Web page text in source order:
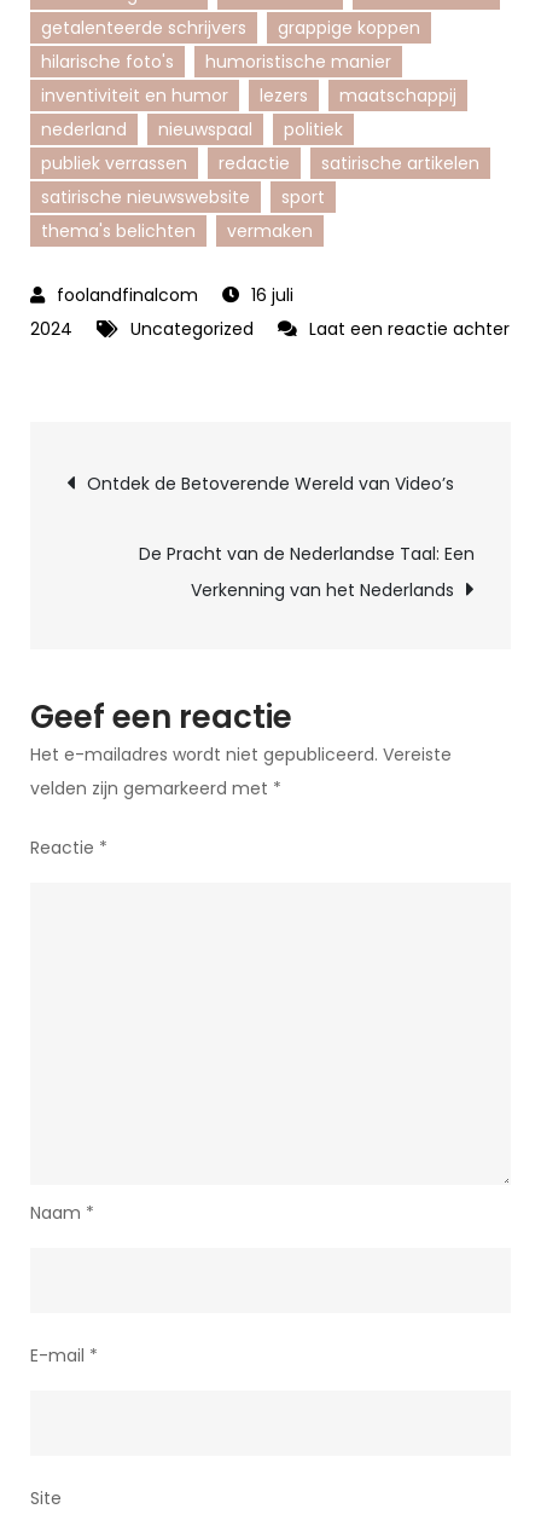
getalenteerde schrijvers
grappige koppen
hilarische foto's
humoristische manier
inventiviteit en humor
lezers
maatschappij
nederland
nieuwspaal
politiek
publiek verrassen
redactie
satirische artikelen
satirische nieuwswebsite
sport
thema's belichten
vermaken
16 juli
2024
Uncategorized
Laat een reactie achter
OntdekBerichtnavigatie
Ontdek de Betoverende Wereld van Video’s
De Pracht van de Nederlandse Taal: Een
Verkenning van het Nederlands
Geef een reactie
Het e-mailadres wordt niet gepubliceerd. Vereiste
velden zijn gemarkeerd met *
Reactie *
Naam *
E-mail *
Site